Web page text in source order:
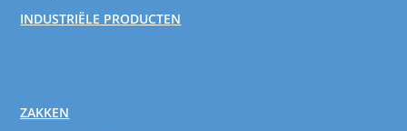
INDUSTRIËLE PRODUCTEN
ZAKKEN